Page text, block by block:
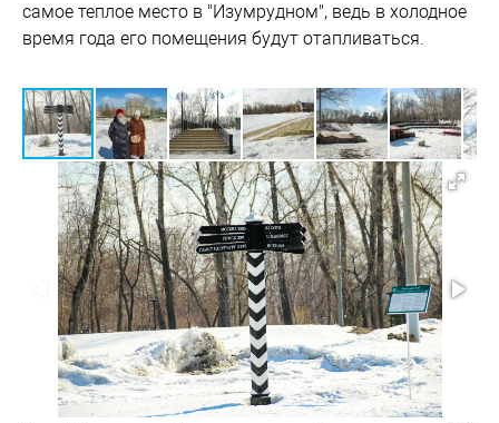
самое теплое место в "Изумрудном", ведь в холодное
время года его помещения будут отапливаться.